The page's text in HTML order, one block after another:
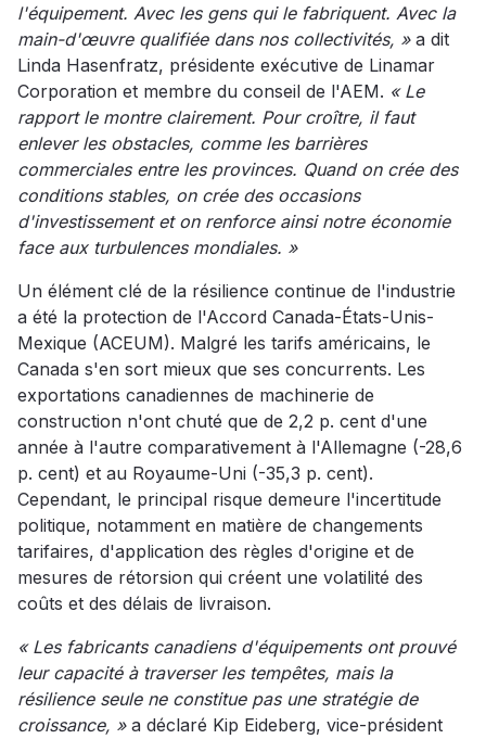
l'équipement. Avec les gens qui le fabriquent. Avec la
main-d'œuvre qualifiée dans nos collectivités, » a dit
Linda Hasenfratz, présidente exécutive de Linamar
Corporation et membre du conseil de l'AEM. « Le
rapport le montre clairement. Pour croître, il faut
enlever les obstacles, comme les barrières
commerciales entre les provinces. Quand on crée des
conditions stables, on crée des occasions
d'investissement et on renforce ainsi notre économie
face aux turbulences mondiales. »
Un élément clé de la résilience continue de l'industrie
a été la protection de l'Accord Canada-États-Unis-
Mexique (ACEUM). Malgré les tarifs américains, le
Canada s'en sort mieux que ses concurrents. Les
exportations canadiennes de machinerie de
construction n'ont chuté que de 2,2 p. cent d'une
année à l'autre comparativement à l'Allemagne (-28,6
p. cent) et au Royaume-Uni (-35,3 p. cent).
Cependant, le principal risque demeure l'incertitude
politique, notamment en matière de changements
tarifaires, d'application des règles d'origine et de
mesures de rétorsion qui créent une volatilité des
coûts et des délais de livraison.
« Les fabricants canadiens d'équipements ont prouvé
leur capacité à traverser les tempêtes, mais la
résilience seule ne constitue pas une stratégie de
croissance, »a déclaré Kip Eideberg, vice-président